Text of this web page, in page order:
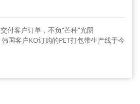
付客户订单，不负“芒种”光阴
国客户KO订购的PET打包带生产线于今